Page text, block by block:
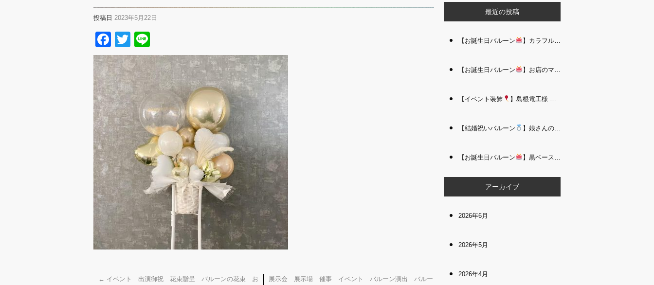
投稿日 2023年5月22日
Facebook
Twitter
← イベント 出演御祝 花束贈呈 バルーンの花束 お
展示会 展示場 催事 イベント バルーン演出 バルー
最近の投稿
【お誕生日バルーン 】カラフルで存在感たっぷりのバルーンタワー｜松江 i Balloo n
【お誕生日バルーン 】お店のママさんへの華やかなお祝いに｜シャンパン付き豪 華バルーンアレンジメント｜松江 i Balloon
【イベント装飾 】島根電工様 お客様感謝祭｜入口アーチ＆キッズコーナー装飾 を担当しました｜松江 i Balloon
【結婚祝いバルーン 】娘さんのご結婚祝いに｜ウェディングベアとフラワーイン バルーンが華やかなバルーンアレンジメント｜松江 i Balloon
【お誕生日バルーン 】黒ベース×ヒョウ柄がおしゃれ
アーカイブ
2026年6月
2026年5月
2026年4月